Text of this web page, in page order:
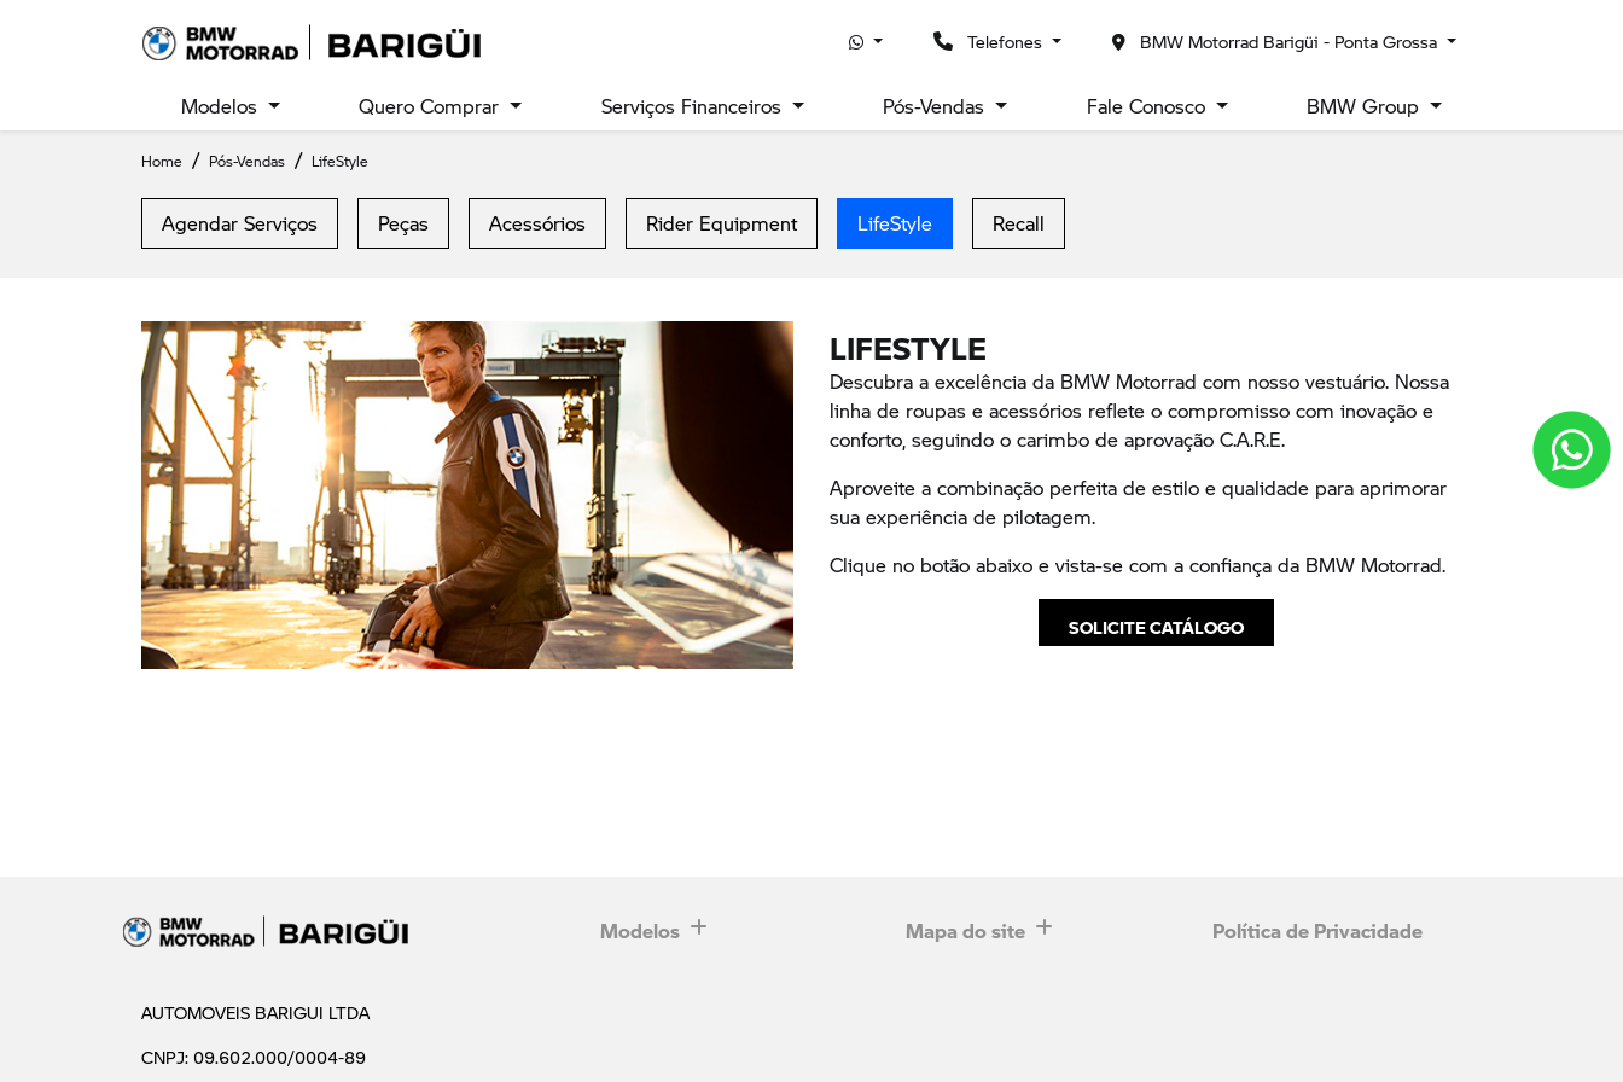
Telefones BMW Motorrad Barigüi - Ponta Grossa
Modelos Quero Comprar Serviços Financeiros Pós-Vendas Fale Conosco BMW Group
Home Pós-Vendas LifeStyle
Agendar Serviços Peças Acessórios Rider Equipment LifeStyle Recall
LIFESTYLE
Descubra a excelência da BMW Motorrad com nosso vestuário. Nossa
linha de roupas e acessórios reflete o compromisso com inovação e
conforto, seguindo o carimbo de aprovação C.A.R.E.
Aproveite a combinação perfeita de estilo e qualidade para aprimorar
sua experiência de pilotagem.
Clique no botão abaixo e vista-se com a confiança da BMW Motorrad.
SOLICITE CATÁLOGO
Modelos Mapa do site Política de Privacidade
AUTOMOVEIS BARIGUI LTDA
CNPJ: 09.602.000/0004-89